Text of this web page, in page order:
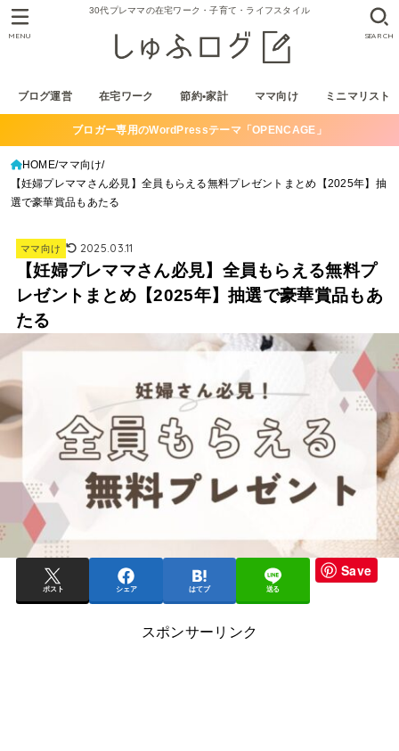
30代プレママの在宅ワーク・子育て・ライフスタイル
ブログ運営 在宅ワーク 節約•家計 ママ向け ミニマリスト
SEARCH
MENU
ブロガー専用のWordPressテーマ「OPENCAGE」
HOME ママ向け
【妊婦プレママさん必見】全員もらえる無料プレゼントまとめ【2025年】抽
選で豪華賞品もあたる
ママ向け 2025.03.11
【妊婦プレママさん必見】全員もらえる無料プ
レゼントまとめ【2025年】抽選で豪華賞品もあ
たる
ポスト シェア はてブ 送る
Save
スポンサーリンク